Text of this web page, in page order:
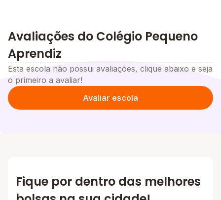
Avaliações do Colégio Pequeno
Aprendiz
Esta escola não possui avaliações, clique abaixo e seja
o primeiro a avaliar!
Avaliar escola
Fique por dentro das melhores